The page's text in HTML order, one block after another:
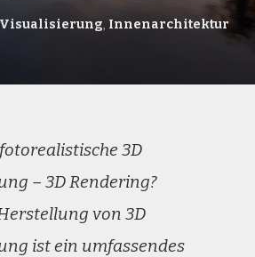
Visualisierung, Innenarchitektur
3D
– 3D Rendering?
von 3D
ist ein umfassendes